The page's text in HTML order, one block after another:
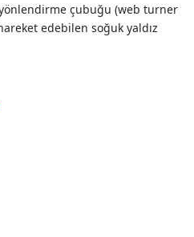
çubuğu (web turner
edebilen soğuk yaldız